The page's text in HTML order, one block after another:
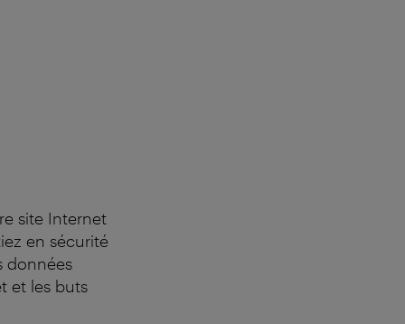
site Internet
en sécurité
données
et les buts